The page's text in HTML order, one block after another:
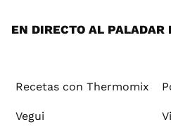
EN DIRECTO AL PALADAR
Recetas con Thermomix
Vegui